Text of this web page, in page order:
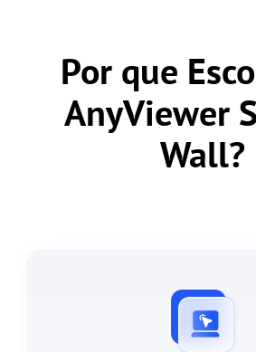
Por que
AnyViewer
Wall?